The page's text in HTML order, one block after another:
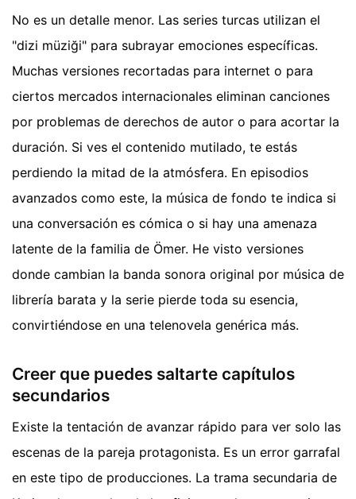
No es un detalle menor. Las series turcas utilizan el
"dizi müziği" para subrayar emociones específicas.
Muchas versiones recortadas para internet o para
ciertos mercados internacionales eliminan canciones
por problemas de derechos de autor o para acortar la
duración. Si ves el contenido mutilado, te estás
perdiendo la mitad de la atmósfera. En episodios
avanzados como este, la música de fondo te indica si
una conversación es cómica o si hay una amenaza
latente de la familia de Ömer. He visto versiones
donde cambian la banda sonora original por música de
librería barata y la serie pierde toda su esencia,
convirtiéndose en una telenovela genérica más.
Creer que puedes saltarte capítulos
secundarios
Existe la tentación de avanzar rápido para ver solo las
escenas de la pareja protagonista. Es un error garrafal
en este tipo de producciones. La trama secundaria de